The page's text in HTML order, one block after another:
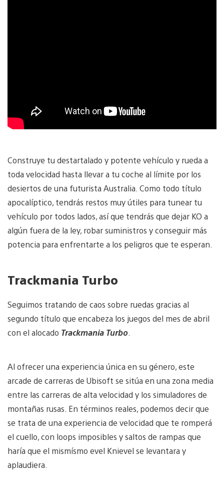
Construye tu destartalado y potente vehículo y rueda a
toda velocidad hasta llevar a tu coche al límite por los
desiertos de una futurista Australia. Como todo título
apocalíptico, tendrás restos muy útiles para tunear tu
vehículo por todos lados, así que tendrás que dejar KO a
algún fuera de la ley, robar suministros y conseguir más
potencia para enfrentarte a los peligros que te esperan.
Trackmania Turbo
Seguimos tratando de caos sobre ruedas gracias al
segundo título que encabeza los juegos del mes de abril
con el alocado Trackmania Turbo.
Al ofrecer una experiencia única en su género, este
arcade de carreras de Ubisoft se sitúa en una zona media
entre las carreras de alta velocidad y los simuladores de
montañas rusas. En términos reales, podemos decir que
se trata de una experiencia de velocidad que te romperá
el cuello, con loops imposibles y saltos de rampas que
haría que el mismísmo evel Knievel se levantara y
aplaudiera.